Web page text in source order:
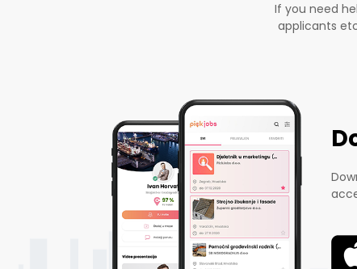
If you need
applicants